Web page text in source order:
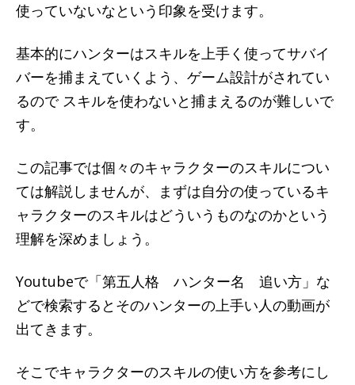
使っていないなという印象を受けます。
基本的にハンターはスキルを上手く使ってサバイ
バーを捕まえていくよう、ゲーム設計がされてい
るので スキルを使わないと捕まえるのが難しいで
す。
この記事では個々のキャラクターのスキルについ
ては解説しませんが、まずは自分の使っているキ
ャラクターのスキルはどういうものなのかという
理解を深めましょう。
Youtubeで「第五人格 ハンター名 追い方」な
どで検索するとそのハンターの上手い人の動画が
出てきます。
そこでキャラクターのスキルの使い方を参考にし